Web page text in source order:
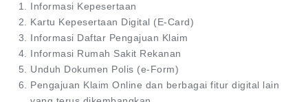
Informasi Kepesertaan
Kartu Kepesertaan Digital (E-Card)
Informasi Daftar Pengajuan Klaim
Informasi Rumah Sakit Rekanan
Unduh Dokumen Polis (e-Form)
Pengajuan Klaim Online dan berbagai fitur digital lain